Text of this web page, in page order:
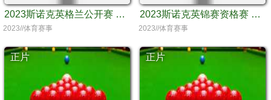
2023斯诺克英格兰公开赛 延期资格赛 希金斯VS傅家俊
2023//体育赛事
2023斯诺克英锦赛资格赛 斯佳辉VS迈克尔·怀特
2023//体育赛事
正片 正片